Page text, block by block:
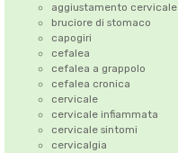
aggiustamento cervicale
bruciore di stomaco
capogiri
cefalea
cefalea a grappolo
cefalea cronica
cervicale
cervicale infiammata
cervicale sintomi
cervicalgia